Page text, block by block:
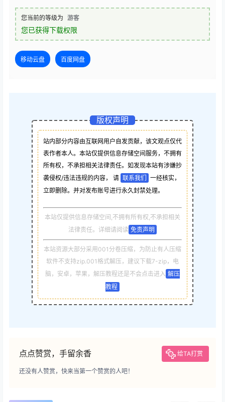
您当前的等级为 游客
您已获得下载权限
移动云盘 百度网盘
版权声明
站内部分内容由互联网用户自发贡献，该文观点仅代
表作者本人。本站仅提供信息存储空间服务，不拥有
所有权，不承担相关法律责任。如发现本站有涉嫌抄
袭侵权/违法违规的内容， 请 联系我们
一经核实，
立即删除。并对发布账号进行永久封禁处理。
本站仅提供信息存储空间,不拥有所有权,不承担相关
法律责任。详细请阅读 免责声明
本站资源大部分采用001分卷压缩，为防止有人压缩
软件不支持zip.001格式解压，建议下载7-zip，电
脑，安卓，苹果，解压教程还是不会点击进入 解压
教程
点点赞赏，手留余香 给TA打赏
还没有人赞赏，快来当第一个赞赏的人吧！